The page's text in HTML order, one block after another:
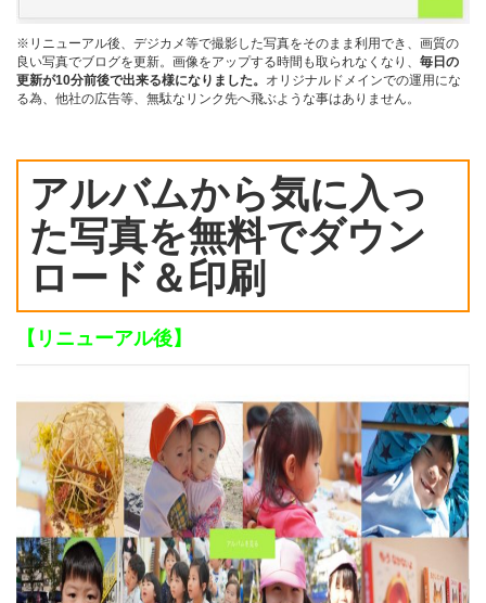
※リニューアル後、デジカメ等で撮影した写真をそのまま利用でき、画質の
良い写真でブログを更新。画像をアップする時間も取られなくなり、 毎日の
更新が10分前後で出来る様になりました。 オリジナルドメインでの運用にな
る為、他社の広告等、無駄なリンク先へ飛ぶような事はありません。
アルバムから気に入っ
た写真を無料でダウン
ロード＆印刷
【リニューアル後】